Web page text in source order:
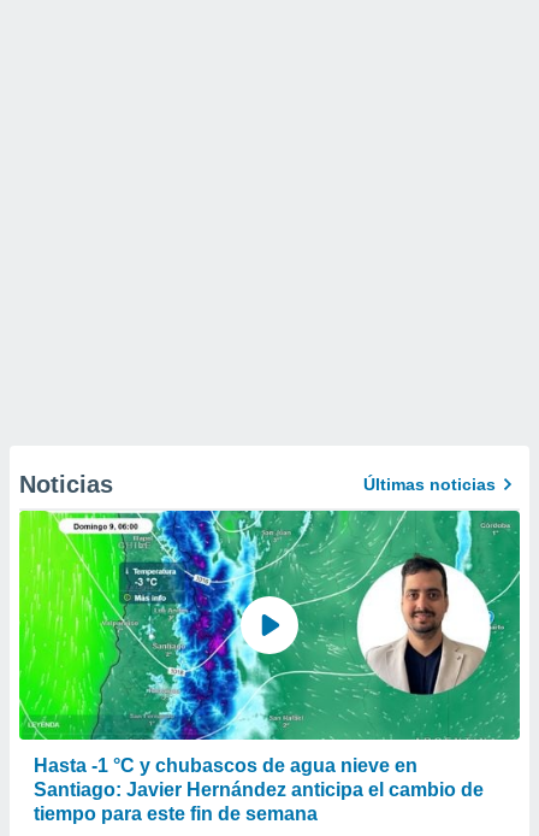
Noticias Últimas noticias
Hasta -1 °C y chubascos de agua nieve en
Santiago: Javier Hernández anticipa el cambio de
tiempo para este fin de semana